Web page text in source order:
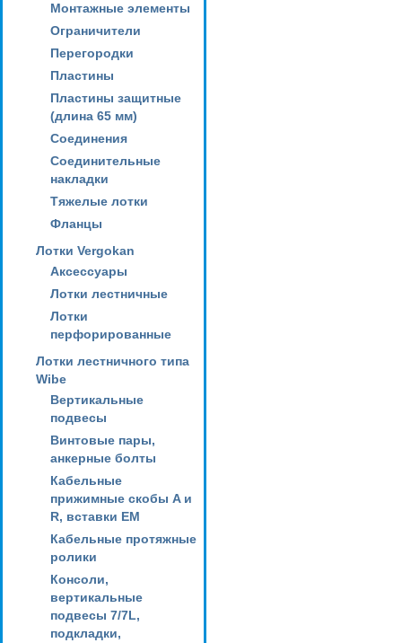
Монтажные элементы
Ограничители
Перегородки
Пластины
Пластины защитные
(длина 65 мм)
Соединения
Соединительные
накладки
Тяжелые лотки
Фланцы
Лотки Vergokan
Аксессуары
Лотки лестничные
Лотки
перфорированные
Лотки лестничного типа
Wibe
Вертикальные
подвесы
Винтовые пары,
анкерные болты
Кабельные
прижимные скобы A и
R, вставки EM
Кабельные протяжные
ролики
Консоли,
вертикальные
подвесы 7/7L,
подкладки,